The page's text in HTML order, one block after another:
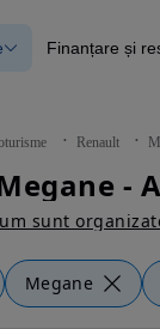
verificate
Blog
Finanțare și
Renault
-
sunt
Megane